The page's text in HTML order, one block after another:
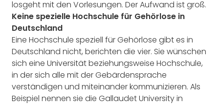
losgeht mit den Vorlesungen. Der Aufwand ist groß.
Keine spezielle Hochschule für Gehörlose in
Deutschland
Eine Hochschule speziell für Gehörlose gibt es in
Deutschland nicht, berichten die vier. Sie wünschen
sich eine Universität beziehungsweise Hochschule,
in der sich alle mit der Gebärdensprache
verständigen und miteinander kommunizieren. Als
Beispiel nennen sie die Gallaudet University in